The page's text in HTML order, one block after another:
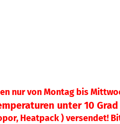
nur von Montag bis
unter 10
Heatpack ) versendet!